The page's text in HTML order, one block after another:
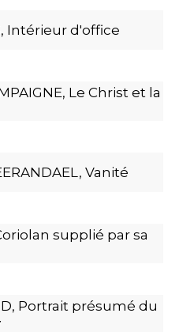
Intérieur d'office
Le Christ et la
Vanité
supplié par sa
Portrait présumé du